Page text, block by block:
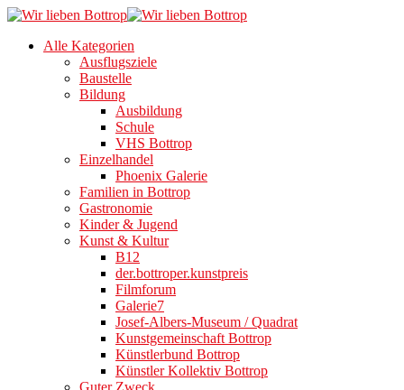
Alle Kategorien
Ausflugsziele
Baustelle
Bildung
Ausbildung
Schule
VHS Bottrop
Einzelhandel
Phoenix Galerie
Familien in Bottrop
Gastronomie
Kinder & Jugend
Kunst & Kultur
B12
der.bottroper.kunstpreis
Filmforum
Galerie7
Josef-Albers-Museum / Quadrat
Kunstgemeinschaft Bottrop
Künstlerbund Bottrop
Künstler Kollektiv Bottrop
Guter Zweck